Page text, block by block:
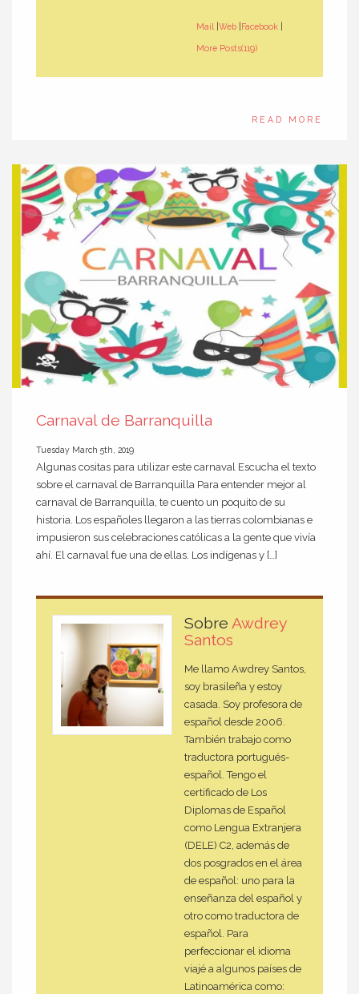
Mail Web Facebook
More Posts(119)
READ MORE
Carnaval de Barranquilla
Tuesday March 5th, 2019
Algunas cositas para utilizar este carnaval Escucha el texto
sobre el carnaval de Barranquilla Para entender mejor al
carnaval de Barranquilla, te cuento un poquito de su
historia. Los españoles llegaron a las tierras colombianas e
impusieron sus celebraciones católicas a la gente que vivía
ahí. El carnaval fue una de ellas. Los indígenas y […]
Sobre Awdrey
Santos
Me llamo Awdrey Santos,
soy brasileña y estoy
casada. Soy profesora de
español desde 2006.
También trabajo como
traductora portugués-
español. Tengo el
certificado de Los
Diplomas de Español
como Lengua Extranjera
(DELE) C2, además de
dos posgrados en el área
de español: uno para la
enseñanza del español y
otro como traductora de
español. Para
perfeccionar el idioma
viajé a algunos países de
Latinoamérica como: